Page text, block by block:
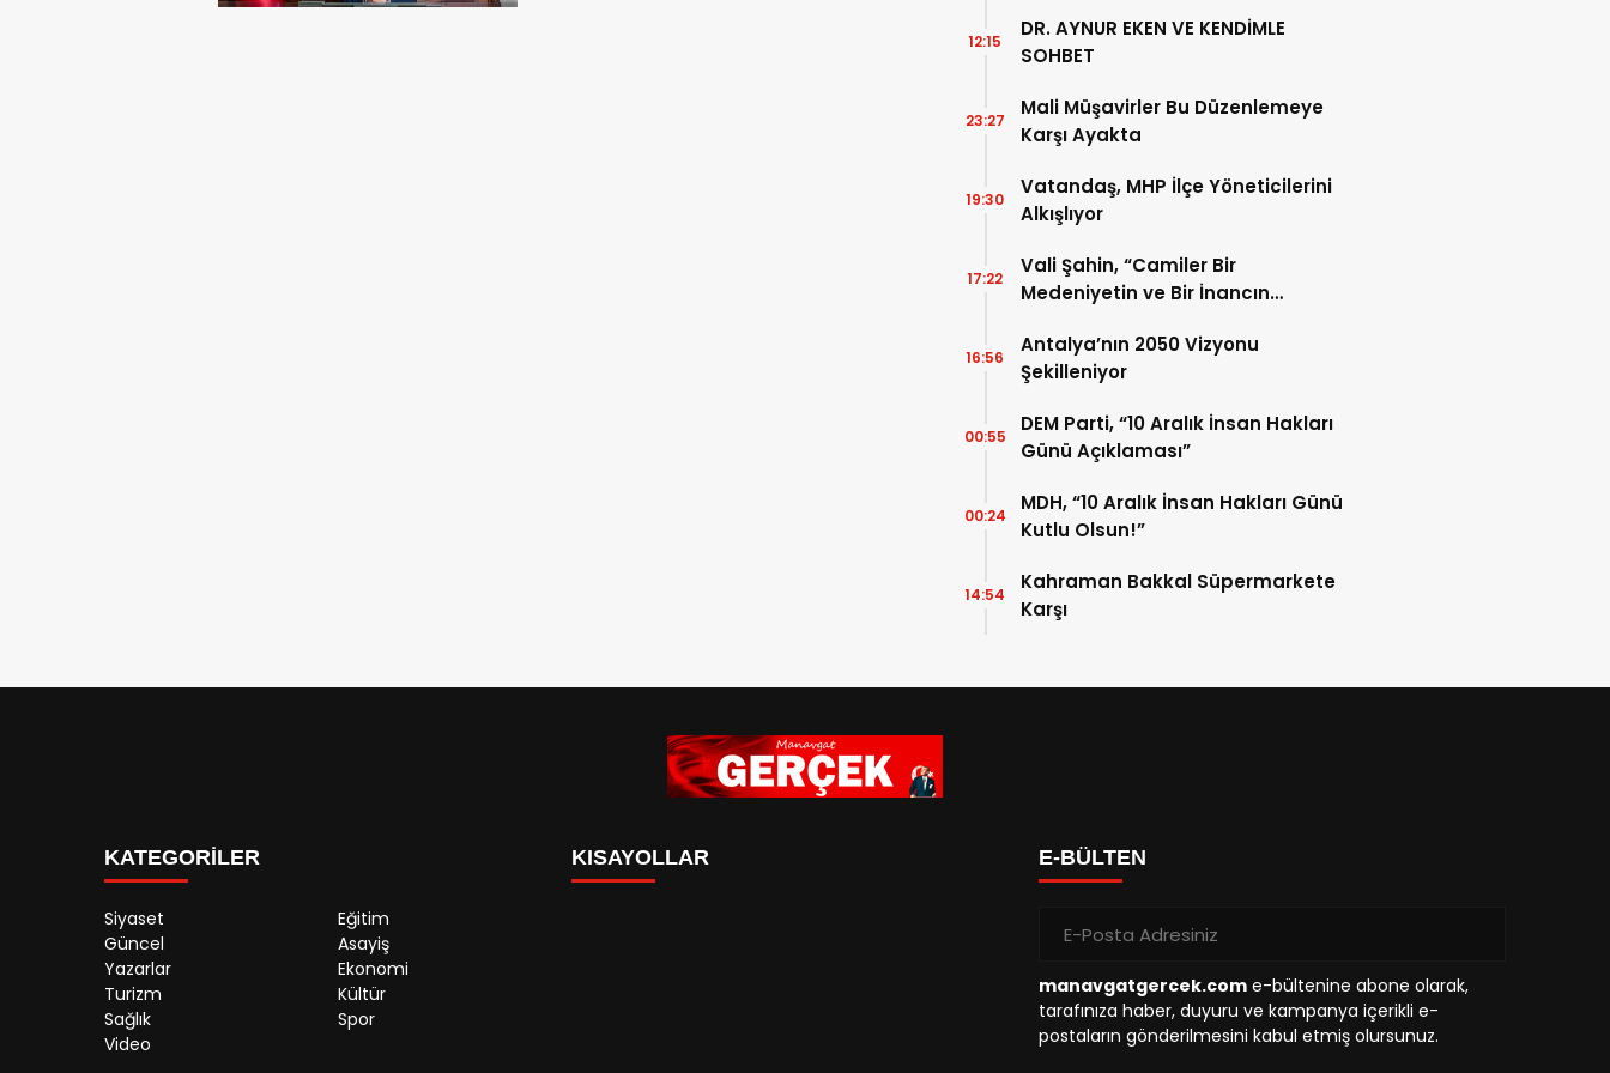
DR. AYNUR EKEN VE KENDİMLE
SOHBET
12:15
Mali Müşavirler Bu Düzenlemeye
Karşı Ayakta
23:27
Vatandaş, MHP İlçe Yöneticilerini
Alkışlıyor
19:30
Vali Şahin, “Camiler Bir
Medeniyetin ve Bir İnancın
17:22
Antalya’nın 2050 Vizyonu
Şekilleniyor
16:56
DEM Parti, “10 Aralık İnsan Hakları
Günü Açıklaması”
00:55
MDH, “10 Aralık İnsan Hakları Günü
Kutlu Olsun!”
00:24
Kahraman Bakkal Süpermarkete
Karşı
14:54
KATEGORİLER
Siyaset
Eğitim
Güncel
Asayiş
Yazarlar
Ekonomi
Turizm
Kültür
Sağlık
Spor
Video
KISAYOLLAR E-BÜLTEN
manavgatgercek.com e-bültenine abone olarak,
tarafınıza haber, duyuru ve kampanya içerikli e-
postaların gönderilmesini kabul etmiş olursunuz.